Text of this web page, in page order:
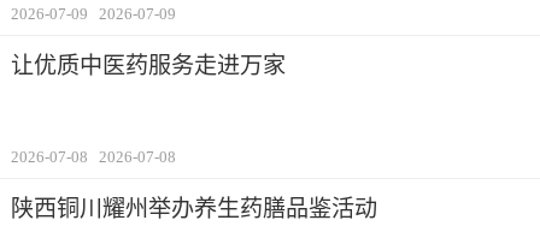
2026-07-09 2026-07-09
让优质中医药服务走进万家
2026-07-08 2026-07-08
陕西铜川耀州举办养生药膳品鉴活动